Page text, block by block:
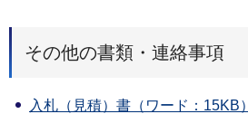
その他の書類・連絡事項
入札（見積）書（ワード：15KB）